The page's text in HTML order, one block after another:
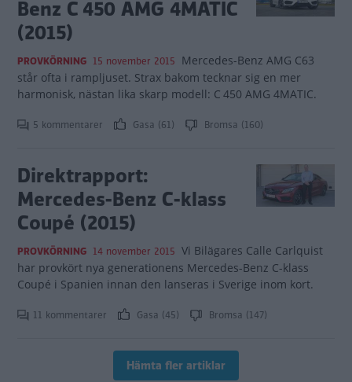
Benz C 450 AMG 4MATIC
(2015)
PROVKÖRNING 15 november 2015 Mercedes-Benz AMG C63
står ofta i rampljuset. Strax bakom tecknar sig en mer
harmonisk, nästan lika skarp modell: C 450 AMG 4MATIC.
5 kommentarer Gasa (61) Bromsa (160)
Direktrapport:
Mercedes-Benz C-klass
Coupé (2015)
PROVKÖRNING 14 november 2015 Vi Bilägares Calle Carlquist
har provkört nya generationens Mercedes-Benz C-klass
Coupé i Spanien innan den lanseras i Sverige inom kort.
11 kommentarer Gasa (45) Bromsa (147)
Hämta fler artiklar